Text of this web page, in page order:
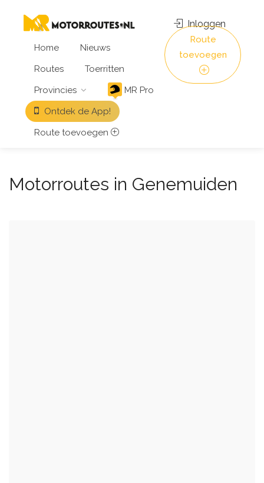
Home
Nieuws
Routes
Toerritten
Provincies
MR Pro
Ontdek de App!
Route toevoegen
Inloggen
Route
toevoegen
Motorroutes in Genemuiden